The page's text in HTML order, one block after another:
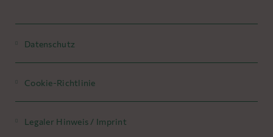
Datenschutz
Cookie-Richtlinie
Legaler Hinweis / Imprint